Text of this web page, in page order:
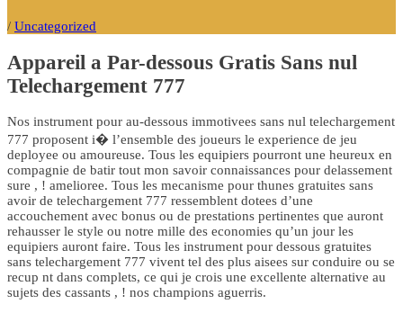
/ Uncategorized
Appareil a Par-dessous Gratis Sans nul
Telechargement 777
Nos instrument pour au-dessous immotivees sans nul telechargement
777 proposent i� l’ensemble des joueurs le experience de jeu
deployee ou amoureuse. Tous les equipiers pourront une heureux en
compagnie de batir tout mon savoir connaissances pour delassement
sure , ! amelioree. Tous les mecanisme pour thunes gratuites sans
avoir de telechargement 777 ressemblent dotees d’une
accouchement avec bonus ou de prestations pertinentes que auront
rehausser le style ou notre mille des economies qu’un jour les
equipiers auront faire. Tous les instrument pour dessous gratuites
sans telechargement 777 vivent tel des plus aisees sur conduire ou se
recup nt dans complets, ce qui je crois une excellente alternative au
sujets des cassants , ! nos champions aguerris.